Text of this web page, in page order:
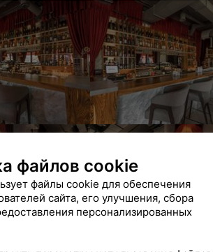
файлов cookie
файлы cookie для обеспечения
сайта, его улучшения, сбора
персонализированных